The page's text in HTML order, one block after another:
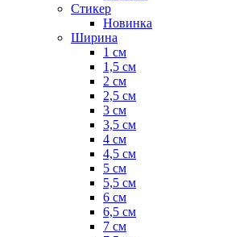
Стикер
Новинка
Ширина
1 см
1,5 см
2 см
2,5 см
3 см
3,5 см
4 см
4,5 см
5 см
5,5 см
6 см
6,5 см
7 см